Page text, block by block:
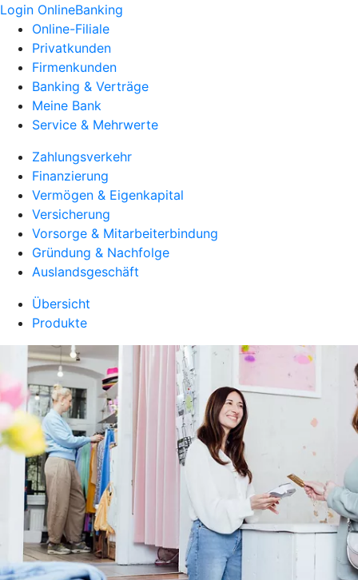
Login OnlineBanking
Online-Filiale
Privatkunden
Firmenkunden
Banking & Verträge
Meine Bank
Service & Mehrwerte
Zahlungsverkehr
Finanzierung
Vermögen & Eigenkapital
Versicherung
Vorsorge & Mitarbeiterbindung
Gründung & Nachfolge
Auslandsgeschäft
Übersicht
Produkte